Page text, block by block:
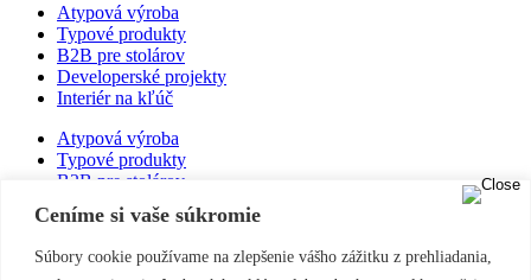
Ceníme si vaše súkromie
Súbory cookie používame na zlepšenie vášho zážitku z prehliadania,
Atypová výroba
Typové produkty
B2B pre stolárov
Developerské projekty
Interiér na kľúč
Atypová výroba
Typové produkty
B2B pre stolárov
Developerské projekty
Interiér na kľúč